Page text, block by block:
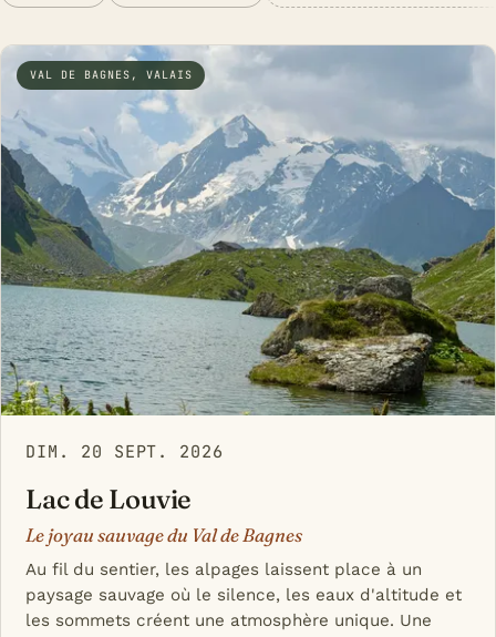
VAL DE BAGNES, VALAIS
DIM. 20 SEPT. 2026
Lac de Louvie
Le joyau sauvage du Val de Bagnes
Au fil du sentier, les alpages laissent place à un
paysage sauvage où le silence, les eaux d'altitude et
les sommets créent une atmosphère unique. Une